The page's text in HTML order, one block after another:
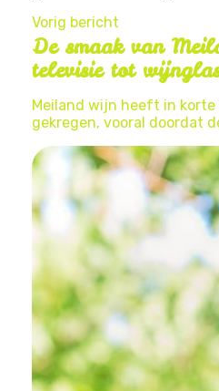
Vorig bericht
De smaak van
televisie tot
Meiland wijn heeft in
gekregen, vooral doordat